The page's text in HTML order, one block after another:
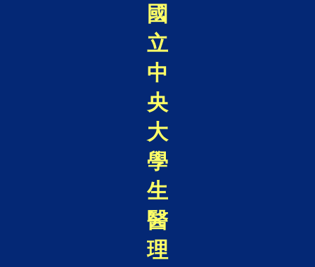
國
立
中
央
大
學
生
醫
理